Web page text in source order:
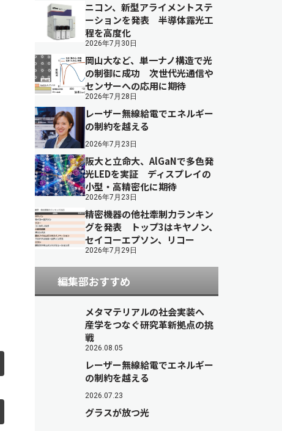
ニコン、新型アライメントステ
ーションを発表 半導体露光工
程を高度化
2026年7月30日
岡山大など、単一ナノ構造で光
の制御に成功 次世代光通信や
センサーへの応用に期待
2026年7月28日
レーザー無線給電でエネルギー
の制約を越える
2026年7月23日
阪大と立命大、AlGaNで多色発
光LEDを実証 ディスプレイの
小型・高精密化に期待
2026年7月23日
精密機器の他社牽制力ランキン
グを発表 トップ3はキヤノン、
セイコーエプソン、リコー
2026年7月29日
編集部おすすめ
メタマテリアルの社会実装へ
産学をつなぐ研究革新拠点の挑
戦
2026.08.05
レーザー無線給電でエネルギー
の制約を越える
2026.07.23
グラスが放つ光